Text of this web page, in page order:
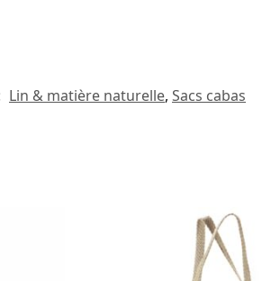
Lin & matière naturelle, Sacs cabas